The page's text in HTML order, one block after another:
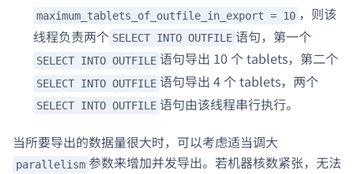
maximum_tablets_of_outfile_in_export = 10 ，则该
线程负责两个 SELECT INTO OUTFILE 语句，第一个
SELECT INTO OUTFILE 语句导出 10 个 tablets，第二个
SELECT INTO OUTFILE 语句导出 4 个 tablets，两个
SELECT INTO OUTFILE 语句由该线程串行执行。
当所要导出的数据量很大时，可以考虑适当调大
parallelism 参数来增加并发导出。若机器核数紧张，无法